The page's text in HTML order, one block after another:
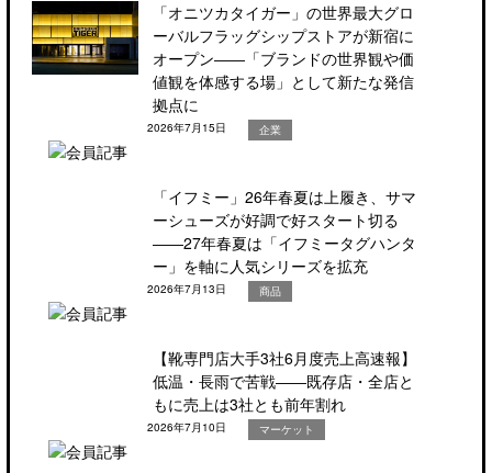
「オニツカタイガー」の世界最大グロ
ーバルフラッグシップストアが新宿に
オープン――「ブランドの世界観や価
値観を体感する場」として新たな発信
拠点に
2026年7月15日 企業
「イフミー」26年春夏は上履き、サマ
ーシューズが好調で好スタート切る
――27年春夏は「イフミータグハンタ
ー」を軸に人気シリーズを拡充
2026年7月13日 商品
【靴専門店大手3社6月度売上高速報】
低温・長雨で苦戦――既存店・全店と
もに売上は3社とも前年割れ
2026年7月10日 マーケット